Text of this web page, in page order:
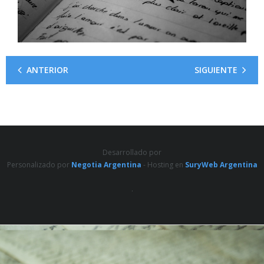
ANTERIOR SIGUIENTE
Desarrollado por
Personalizado por Negotia Argentina - Hosting en SuryWeb Argentina
.